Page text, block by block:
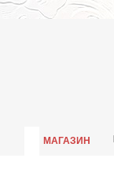
МАГАЗИН